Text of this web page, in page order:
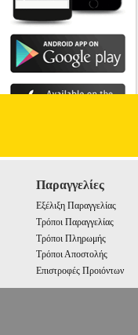
Παραγγελίες
Εξέλιξη Παραγγελίας
Τρόποι Παραγγελίας
Τρόποι Πληρωμής
Τρόποι Αποστολής
Επιστροφές Προιόντων